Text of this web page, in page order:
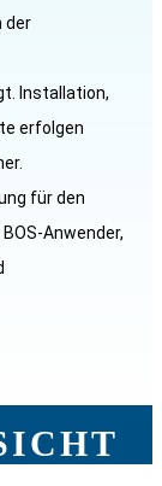
der
Installation,
erfolgen
für den
Anwender,